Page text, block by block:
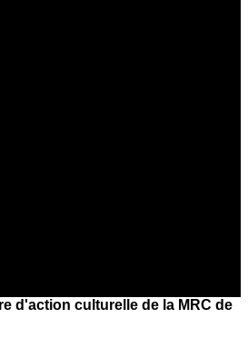
d'action culturelle de la MRC de